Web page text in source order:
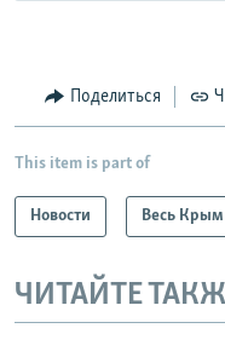
Поделиться
This item is part of
Новости Весь Крым
ЧИТАЙТЕ